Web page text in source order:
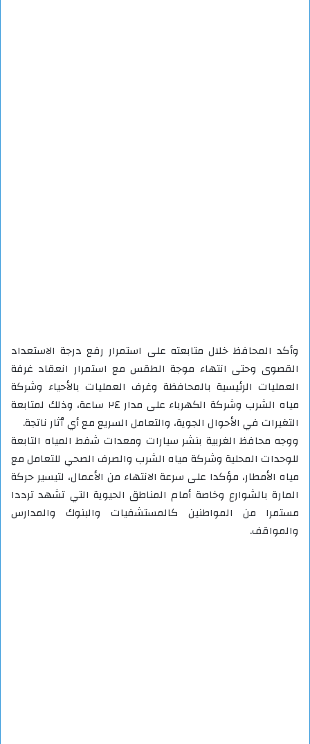
وأكد المحافظ خلال متابعته على استمرار رفع درجة الاستعداد
القصوى وحتى انتهاء موجة الطقس مع استمرار انعقاد غرفة
العمليات الرئيسية بالمحافظة وغرف العمليات بالأحياء وشركة
مياه الشرب وشركة الكهرباء على مدار ٢٤ ساعة، وذلك لمتابعة
التغيرات في الأحوال الجوية، والتعامل السريع مع أي ٱثار ناتجة.
ووجه محافظ الغربية بنشر سيارات ومعدات شفط المياه التابعة
للوحدات المحلية وشركة مياه الشرب والصرف الصحي للتعامل مع
مياه الأمطار، مؤكدا على سرعة الانتهاء من الأعمال، لتيسير حركة
المارة بالشوارع وخاصة أمام المناطق الحيوية التي تشهد ترددا
مستمرا من المواطنين كالمستشفيات والبنوك والمدارس
والمواقف.